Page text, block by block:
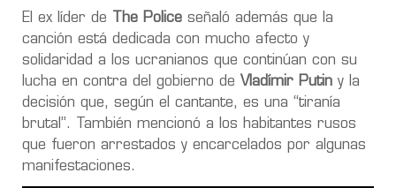
El ex líder de The Police señaló además que la
canción está dedicada con mucho afecto y
solidaridad a los ucranianos que continúan con su
lucha en contra del gobierno de Vladímir Putin y la
decisión que, según el cantante, es una “tiranía
brutal”. También mencionó a los habitantes rusos
que fueron arrestados y encarcelados por algunas
manifestaciones.